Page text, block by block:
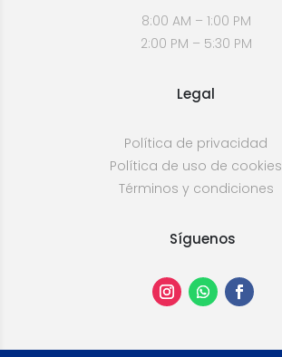
8:00 AM – 1:00 PM
2:00 PM – 5:30 PM
Legal
Política de privacidad
Política de uso de cookies
Términos y condiciones
Síguenos